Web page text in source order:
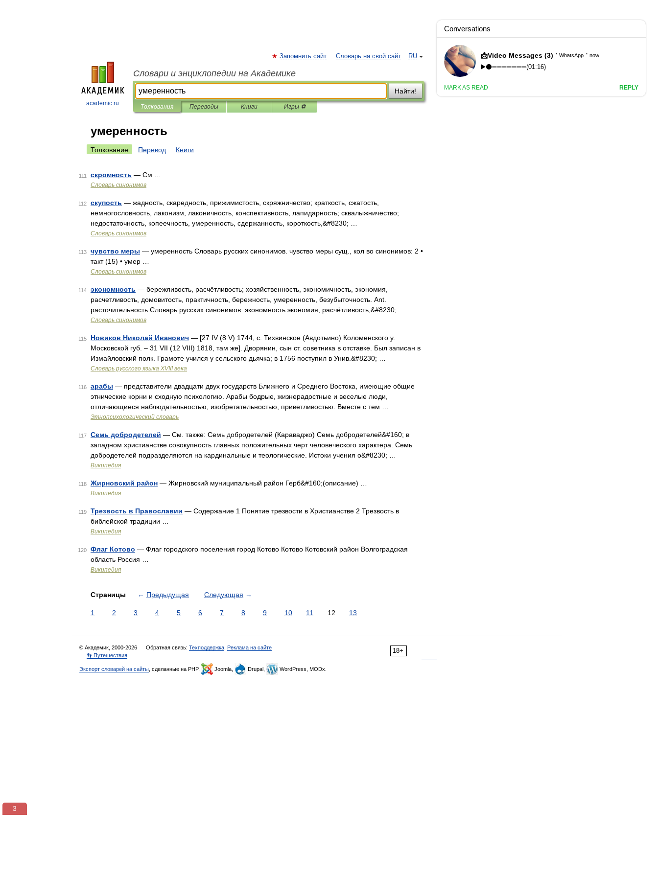
academic.ru
RU
Запомнить сайт Словарь на свой сайт
Словари и энциклопедии на Академике
Найти!
Толкования Переводы Книги Игры ⚽
умеренность
Толкование Перевод Книги
111 скромность — См …
Словарь синонимов
112 скупость — жадность, скаредность, прижимистость, скряжничество; краткость, сжатость,
немногословность, лаконизм, лаконичность, конспективность, лапидарность; сквалыжничество;
недостаточность, копеечность, умеренность, сдержанность, короткость,&#8230; …
Словарь синонимов
113 чувство меры — умеренность Словарь русских синонимов. чувство меры сущ., кол во синонимов: 2 •
такт (15) • умер …
Словарь синонимов
114 экономность — бережливость, расчётливость; хозяйственность, экономичность, экономия,
расчетливость, домовитость, практичность, бережность, умеренность, безубыточность. Ant.
расточительность Словарь русских синонимов. экономность экономия, расчётливость,&#8230; …
Словарь синонимов
115 Новиков Николай Иванович — [27 IV (8 V) 1744, с. Тихвинское (Авдотьино) Коломенского у.
Московской губ. – 31 VII (12 VIII) 1818, там же]. Дворянин, сын ст. советника в отставке. Был записан в
Измайловский полк. Грамоте учился у сельского дьячка; в 1756 поступил в Унив.&#8230; …
Словарь русского языка XVIII века
116 арабы — представители двадцати двух государств Ближнего и Среднего Востока, имеющие общие
этнические корни и сходную психологию. Арабы бодрые, жизнерадостные и веселые люди,
отличающиеся наблюдательностью, изобретательностью, приветливостью. Вместе с тем …
Этнопсихологический словарь
117 Семь добродетелей — См. также: Семь добродетелей (Караваджо) Семь добродетелей&#160; в
западном христианстве совокупность главных положительных черт человеческого характера. Семь
добродетелей подразделяются на кардинальные и теологические. Истоки учения о&#8230; …
Википедия
118 Жирновский район — Жирновский муниципальный район Герб&#160;(описание) …
Википедия
119 Трезвость в Православии — Содержание 1 Понятие трезвости в Христианстве 2 Трезвость в
библейской традиции …
Википедия
120 Флаг Котово — Флаг городского поселения город Котово Котово Котовский район Волгоградская
область Россия …
Википедия
Страницы ← Предыдущая Следующая →
1 2 3 4 5 6 7 8 9 10 11 12 13
18+
© Академик, 2000-2026 Обратная связь: Техподдержка Реклама на сайте
👣 Путешествия
Экспорт словарей на сайты , сделанные на PHP, Joomla, Drupal, WordPress, MODx.
3